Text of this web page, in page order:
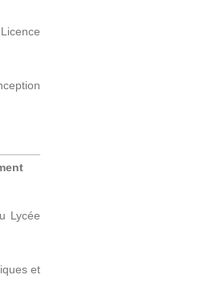
Lycée
et